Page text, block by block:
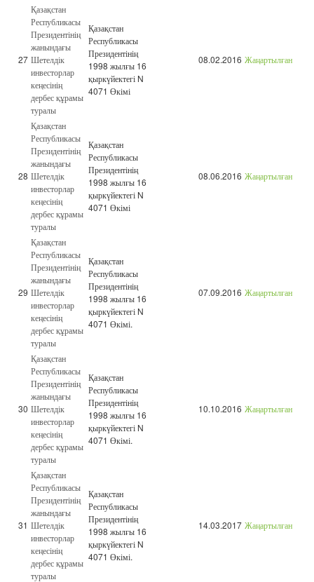
27
Қазақстан
Республикасы
Президентінің
жанындағы
Шетелдік
инвесторлар
кеңесінің
дербес құрамы
туралы
Қазақстан
Республикасы
Президентінің
1998 жылғы 16
қыркүйектегі N
4071 Өкімі
08.02.2016 Жаңартылған
28
Қазақстан
Республикасы
Президентінің
жанындағы
Шетелдік
инвесторлар
кеңесінің
дербес құрамы
туралы
Қазақстан
Республикасы
Президентінің
1998 жылғы 16
қыркүйектегі N
4071 Өкімі
08.06.2016 Жаңартылған
29
Қазақстан
Республикасы
Президентінің
жанындағы
Шетелдік
инвесторлар
кеңесінің
дербес құрамы
туралы
Қазақстан
Республикасы
Президентінің
1998 жылғы 16
қыркүйектегі N
4071 Өкімі.
07.09.2016 Жаңартылған
30
Қазақстан
Республикасы
Президентінің
жанындағы
Шетелдік
инвесторлар
кеңесінің
дербес құрамы
туралы
Қазақстан
Республикасы
Президентінің
1998 жылғы 16
қыркүйектегі N
4071 Өкімі.
10.10.2016 Жаңартылған
31
Қазақстан
Республикасы
Президентінің
жанындағы
Шетелдік
инвесторлар
кеңесінің
дербес құрамы
туралы
Қазақстан
Республикасы
Президентінің
1998 жылғы 16
қыркүйектегі N
4071 Өкімі.
14.03.2017 Жаңартылған